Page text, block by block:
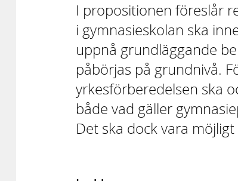
I propositionen föreslår
i gymnasieskolan ska
uppnå grundläggande
påbörjas på grundnivå.
yrkesförberedelsen ska
både vad gäller
Det ska dock vara